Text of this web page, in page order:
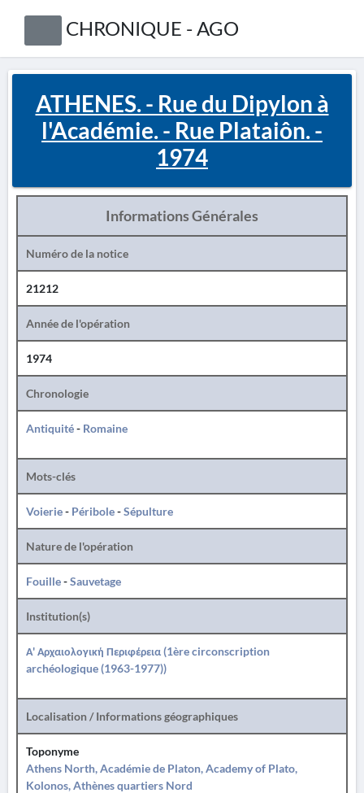
CHRONIQUE - AGO
ATHENES. - Rue du Dipylon à
l'Académie. - Rue Plataiôn. -
1974
Informations Générales
Numéro de la notice
21212
Année de l'opération
1974
Chronologie
Antiquité- Romaine
Mots-clés
Voierie- Péribole-Sépulture
Nature de l'opération
Fouille-Sauvetage
Institution(s)
Α' Αρχαιολογική Περιφέρεια (1ère circonscription
archéologique (1963-1977))
Localisation / Informations géographiques
Toponyme
Athens North, Académie de Platon, Academy of Plato,
Kolonos, Athènes quartiers Nord